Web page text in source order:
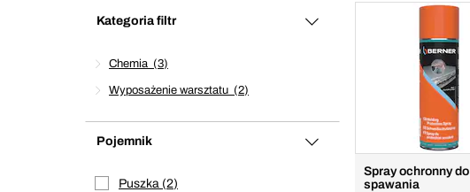
Kategoria filtr
Chemia 3
Wyposażenie warsztatu 2
Pojemnik
Puszka 2
Spray ochronny do
spawania